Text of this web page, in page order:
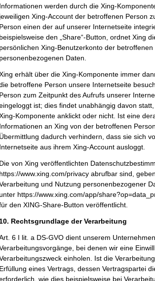
Informationen werden durch die Xing-
jeweiligen Xing-Account der betroffenen Person
Person einen der auf unserer Internetseite
beispielsweise den „Share“-Button, ordnet Xing
persönlichen Xing-Benutzerkonto der
personenbezogenen Daten.
erhält über die Xing-Komponente immer
betroffene Person unsere Internetseite
Person zum Zeitpunkt des Aufrufs unserer
ist; dies findet unabhängig davon
Komponente anklickt oder nicht. Ist eine
Informationen an Xing von der betroffenen
Übermittlung dadurch verhindern, dass sie sich
Internetseite aus ihrem Xing-Account ausloggt.
Die von Xing veröffentlichten
https://www.xing.com/privacy abrufbar sind,
und Nutzung personenbezogener
https://www.xing.com/app/
den XING-Share-Button veröffentlicht.
10. Rechtsgrundlage der Verarbeitung
6 I lit. a DS-GVO dient unserem
bei denen wir eine
einholen. Ist die
Erfüllung eines Vertrags, dessen Vertragspartei
wie dies beispielsweise bei